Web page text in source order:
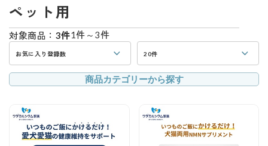
ペット用
対象商品： 3件1件～3件
20件
お気に入り登録数
商品カテゴリーから探す